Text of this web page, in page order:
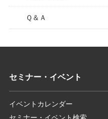
Ｑ＆Ａ
セミナー・イベント
イベントカレンダー